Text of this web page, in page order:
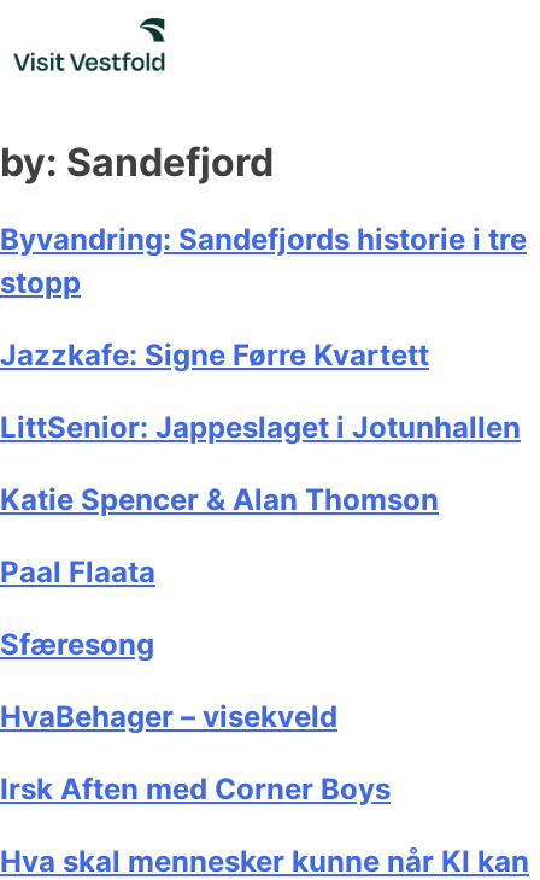
content
by: Sandefjord
Byvandring: Sandefjords historie i tre
stopp
Jazzkafe: Signe Førre Kvartett
LittSenior: Jappeslaget i Jotunhallen
Katie Spencer & Alan Thomson
Paal Flaata
Sfæresong
HvaBehager – visekveld
Irsk Aften med Corner Boys
Hva skal mennesker kunne når KI kan